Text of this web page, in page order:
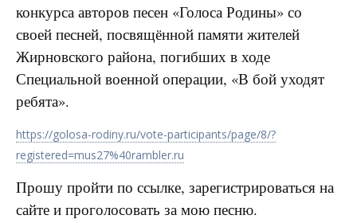
конкурса авторов песен «Голоса Родины» со
своей песней, посвящённой памяти жителей
Жирновского района, погибших в ходе
Специальной военной операции, «В бой уходят
ребята».
https://golosa-rodiny.ru/vote-participants/page/8/?
registered=mus27%40rambler.ru
Прошу пройти по ссылке, зарегистрироваться на
сайте и проголосовать за мою песню.